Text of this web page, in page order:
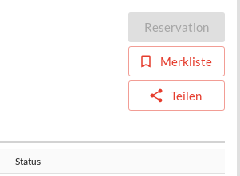
Reservation
Merkliste
Teilen
Status